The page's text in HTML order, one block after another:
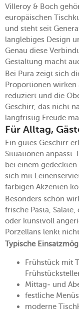
Villeroy & Boch
europäischen
und steht seit
langlebiges Design
Genau diese
Gestaltung macht
Bei Pura zeigt sich
Proportionen wirken
reduziert und die
Geschirr, das nicht
langfristig Freude
Für Alltag,
Ein gutes Geschirr
Situationen anpasst.
bei einem
sich mit
farbigen Akzenten
Besonders schön
frische Pasta,
oder kunstvoll
Porzellans lenkt
Typische
Frühstück mit
Mittag- und
festliche
moderne